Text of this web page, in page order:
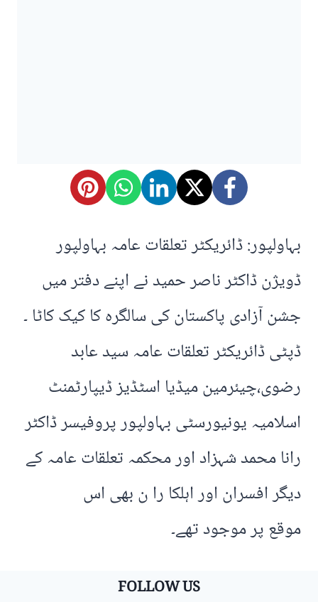
بہاولپور: ڈائریکٹر تعلقات عامہ بہاولپور
ڈویژن ڈاکٹر ناصر حمید نے اپنے دفتر میں
جشن آزادی پاکستان کی سالگرہ کا کیک کاٹا ۔
ڈپٹی ڈائریکٹر تعلقات عامہ سید عابد
رضوی،چیئرمین میڈیا اسٹڈیز ڈیپارٹمنٹ
اسلامیہ یونیورسٹی بہاولپور پروفیسر ڈاکٹر
رانا محمد شہزاد اور محکمہ تعلقات عامہ کے
دیگر افسران اور اہلکا را ن بھی اس
موقع پر موجود تھے۔
FOLLOW US